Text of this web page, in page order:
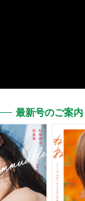
最新号のご案内